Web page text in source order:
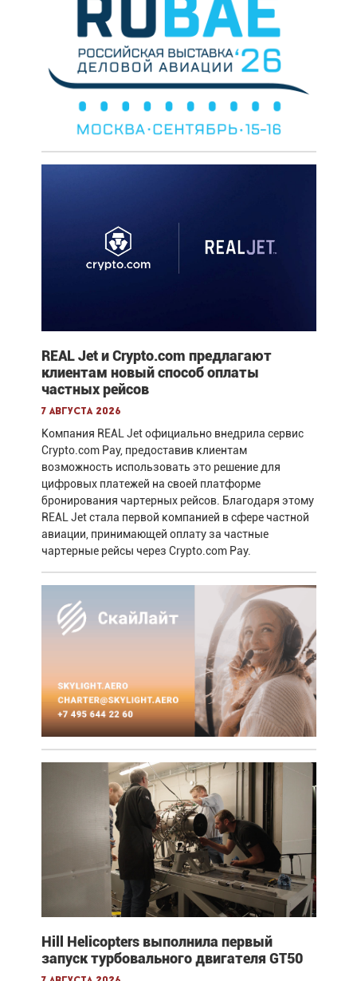
REAL Jet и Crypto.com предлагают
клиентам новый способ оплаты
частных рейсов
7 августа 2026
Компания REAL Jet официально внедрила сервис
Crypto.com Pay, предоставив клиентам
возможность использовать это решение для
цифровых платежей на своей платформе
бронирования чартерных рейсов. Благодаря этому
REAL Jet стала первой компанией в сфере частной
авиации, принимающей оплату за частные
чартерные рейсы через Crypto.com Pay.
Hill Helicopters выполнила первый
запуск турбовального двигателя GT50